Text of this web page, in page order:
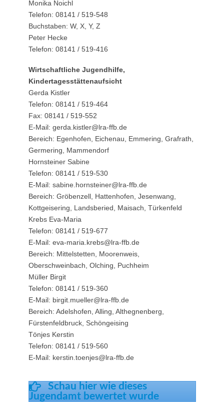
Monika Noichl
Telefon: 08141 / 519-548
Buchstaben: W, X, Y, Z
Peter Hecke
Telefon: 08141 / 519-416
Wirtschaftliche Jugendhilfe,
Kindertagesstättenaufsicht
Gerda Kistler
Telefon: 08141 / 519-464
Fax: 08141 / 519-552
E-Mail: gerda.kistler@lra-ffb.de
Bereich: Egenhofen, Eichenau, Emmering, Grafrath,
Germering, Mammendorf
Hornsteiner Sabine
Telefon: 08141 / 519-530
E-Mail: sabine.hornsteiner@lra-ffb.de
Bereich: Gröbenzell, Hattenhofen, Jesenwang,
Kottgeisering, Landsberied, Maisach, Türkenfeld
Krebs Eva-Maria
Telefon: 08141 / 519-677
E-Mail: eva-maria.krebs@lra-ffb.de
Bereich: Mittelstetten, Moorenweis,
Oberschweinbach, Olching, Puchheim
Müller Birgit
Telefon: 08141 / 519-360
E-Mail: birgit.mueller@lra-ffb.de
Bereich: Adelshofen, Alling, Althegnenberg,
Fürstenfeldbruck, Schöngeising
Tönjes Kerstin
Telefon: 08141 / 519-560
E-Mail: kerstin.toenjes@lra-ffb.de
Schau hier wie dieses
Jugendamt bewertet wurde